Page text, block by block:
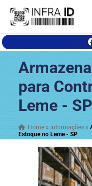
para
Leme - SP
Home » Informações »
Estoque no Leme - SP